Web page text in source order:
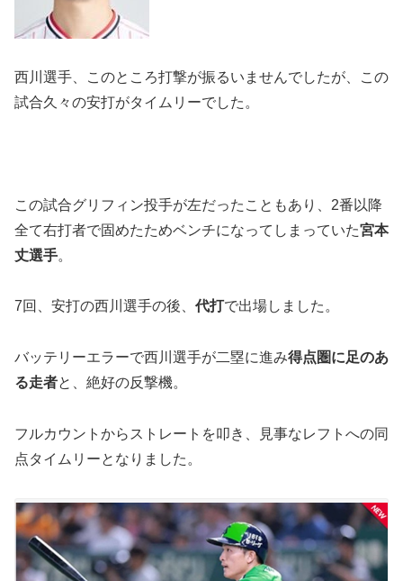
西川選手、このところ打撃が振るいませんでしたが、この
試合久々の安打がタイムリーでした。
この試合グリフィン投手が左だったこともあり、2番以降
全て右打者で固めたためベンチになってしまっていた宮本
丈選手。
7回、安打の西川選手の後、 代打で出場しました。
バッテリーエラーで西川選手が二塁に進み得点圏に足のあ
る走者と、絶好の反撃機。
フルカウントからストレートを叩き、見事なレフトへの同
点タイムリーとなりました。